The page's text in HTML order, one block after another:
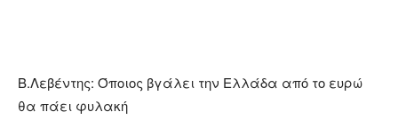
Β.Λεβέντης: Όποιος βγάλει την Ελλάδα από το ευρώ
θα πάει φυλακή